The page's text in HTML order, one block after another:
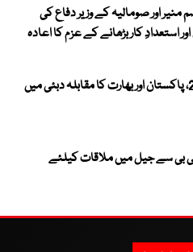
اور صومالیہ کے وزیر دفاع کی
استعدادِ کار بڑھانے کے عزم کا اعادہ
ویمنز ایشیا کپ 2026، پاکستان اور بھارت کا مقابلہ دبئی میں
بی سے جیل میں ملاقات کیلئے